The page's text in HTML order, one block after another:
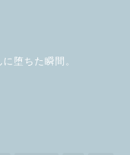
堕ちた瞬間。